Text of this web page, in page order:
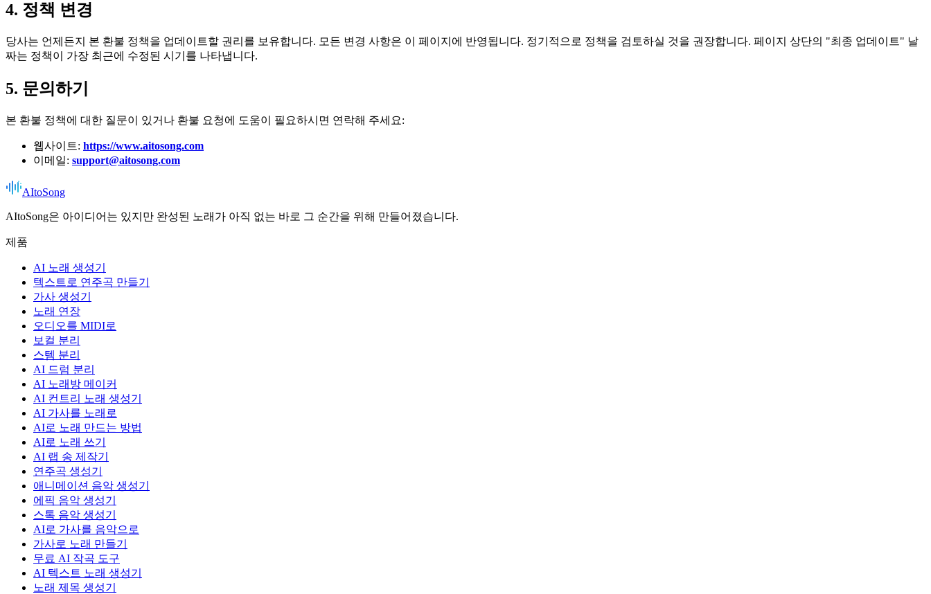
4. 정책 변경
당사는 언제든지 본 환불 정책을 업데이트할 권리를 보유합니다. 모든 변경 사항은 이 페이지에 반영됩니다. 정기적으로 정책을 검토하실 것을 권장합니다. 페이지 상단의 "최종 업데이트" 날
짜는 정책이 가장 최근에 수정된 시기를 나타냅니다.
5. 문의하기
본 환불 정책에 대한 질문이 있거나 환불 요청에 도움이 필요하시면 연락해 주세요:
웹사이트: https://www.aitosong.com
이메일: support@aitosong.com
AItoSong
AItoSong은 아이디어는 있지만 완성된 노래가 아직 없는 바로 그 순간을 위해 만들어졌습니다.
제품
AI 노래 생성기
텍스트로 연주곡 만들기
가사 생성기
노래 연장
오디오를 MIDI로
보컬 분리
스템 분리
AI 드럼 분리
AI 노래방 메이커
AI 컨트리 노래 생성기
AI 가사를 노래로
AI로 노래 만드는 방법
AI로 노래 쓰기
AI 랩 송 제작기
연주곡 생성기
애니메이션 음악 생성기
에픽 음악 생성기
스톡 음악 생성기
AI로 가사를 음악으로
가사로 노래 만들기
무료 AI 작곡 도구
AI 텍스트 노래 생성기
노래 제목 생성기